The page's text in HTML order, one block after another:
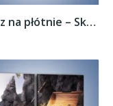
Obraz na płótnie – Skarby świeżo wydobyte...